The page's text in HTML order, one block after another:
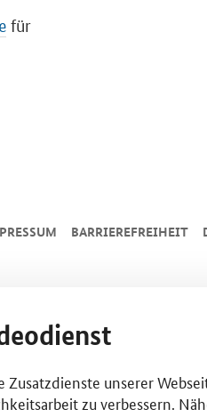
für
BARRIEREFREIHEIT
unserer
zu verbessern.